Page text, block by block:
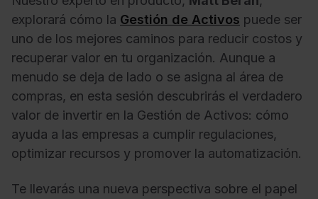
explorará cómo la Gestión de Activos puede ser
uno de los mejores caminos para reducir costos y
recuperar valor en tu organización. Aunque a
menudo se deja de lado o se asigna al área de
compras, en esta sesión descubrirás el verdadero
valor de invertir en la Gestión de Activos: cómo
ayuda a las empresas a cumplir regulaciones,
optimizar recursos y promover la automatización.
Te llevarás una nueva perspectiva sobre el papel